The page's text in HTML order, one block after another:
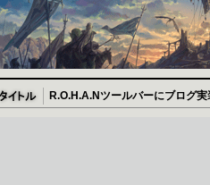
R.O.H.A.Nツールバーにブログ実